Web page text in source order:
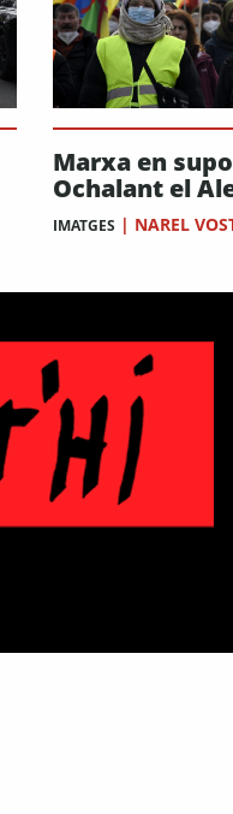
Marxa en
Ochalant el
IMATGES | NAREL